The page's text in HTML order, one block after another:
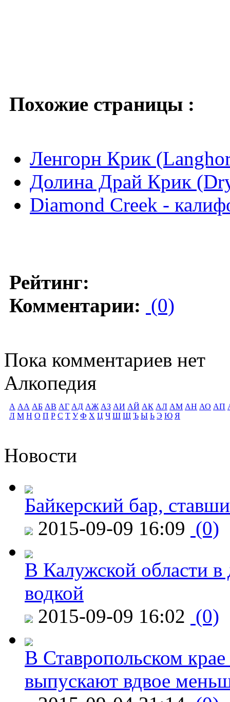
Похожие страницы :
Ленгорн Крик
Долина Драй Крик
Diamond Creek -
Рейтинг:
Комментарии: (0)
Пока комментариев нет
Алкопедия
А АА АБ АВ АГ АД АЖ АЗ АИ АЙ АК АЛ АМ АН АО АП
Л М Н О П Р С Т У Ф Х Ц Ч Ш Щ Ъ Ы Ь Э Ю Я
Новости
Байкерский бар,
2015-09-09 16:09 (0)
В Калужской области в
водкой
2015-09-09 16:02 (0)
В Ставропольском
выпускают вдвое